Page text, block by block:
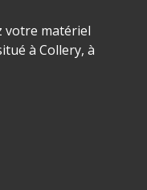
votre matériel
à Collery, à